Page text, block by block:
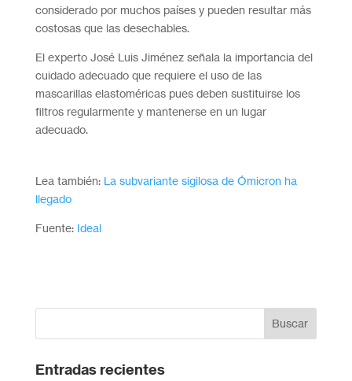
considerado por muchos países y pueden resultar más
costosas que las desechables.
El experto José Luis Jiménez señala la importancia del
cuidado adecuado que requiere el uso de las
mascarillas elastoméricas pues deben sustituirse los
filtros regularmente y mantenerse en un lugar
adecuado.
Lea también: La subvariante sigilosa de Ómicron ha
llegado
Fuente: Ideal
Entradas recientes